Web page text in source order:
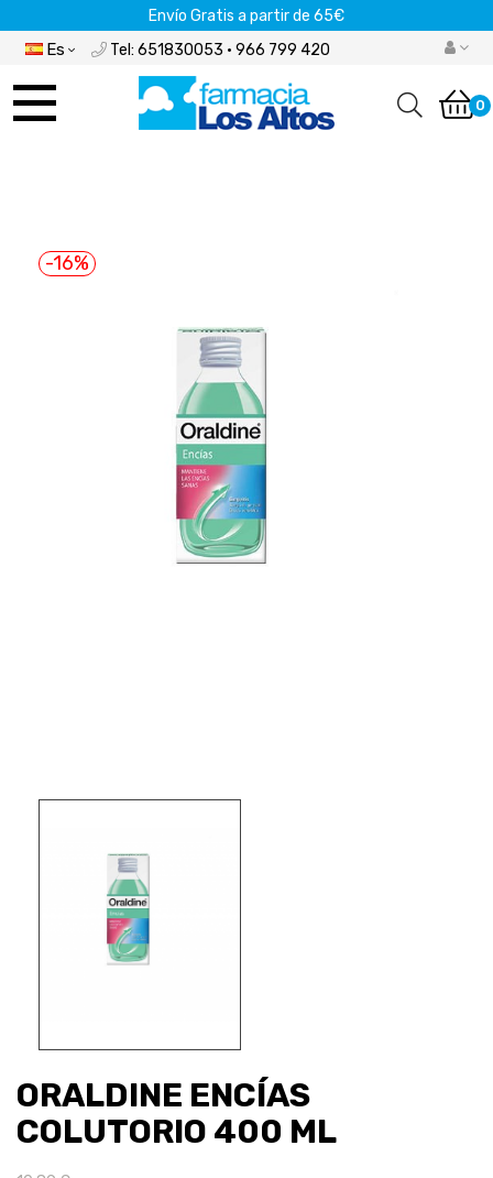
Envío Gratis a partir de 65€
Es Tel: 651830053 · 966 799 420
Navegación 0
-16%
ORALDINE ENCÍAS
COLUTORIO 400 ML